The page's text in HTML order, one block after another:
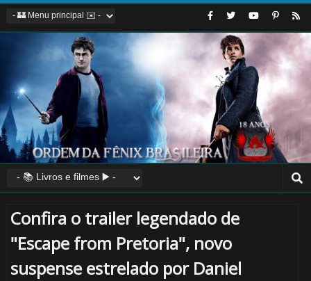
Confira o trailer legendado de
"Escape from Pretoria", novo
suspense estrelado por Daniel
⚡
🎈